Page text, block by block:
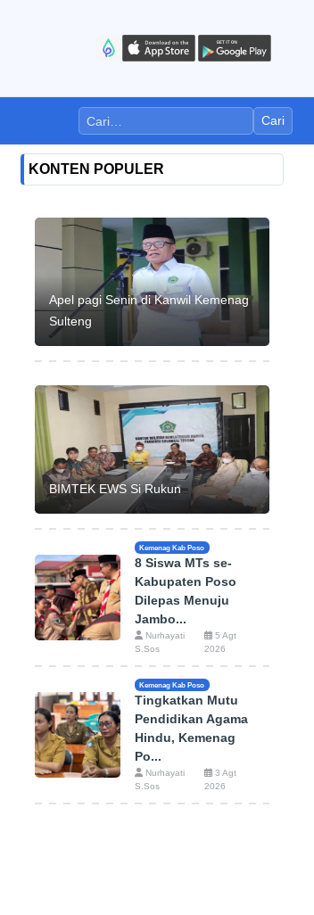
Cari
KONTEN POPULER
Apel pagi Senin di Kanwil Kemenag
Sulteng
BIMTEK EWS Si Rukun
Kemenag Kab Poso
8 Siswa MTs se-
Kabupaten Poso
Dilepas Menuju
Jambo...
Nurhayati
S.Sos
5 Agt
2026
Kemenag Kab Poso
Tingkatkan Mutu
Pendidikan Agama
Hindu, Kemenag
Po...
Nurhayati
S.Sos
3 Agt
2026